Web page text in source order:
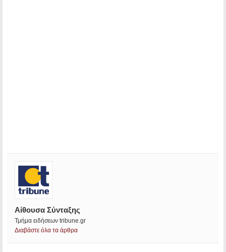
Αίθουσα Σύνταξης
Τμήμα ειδήσεων tribune.gr
Διαβάστε όλα τα άρθρα